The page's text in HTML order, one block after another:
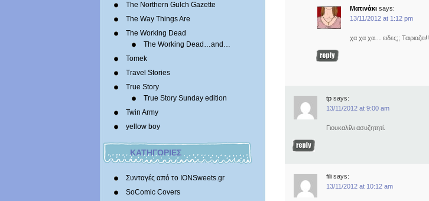
The Northern Gulch Gazette
The Way Things Are
The Working Dead
The Working Dead…and…
Tomek
Travel Stories
True Story
True Story Sunday edition
Twin Army
yellow boy
ΚΑΤΗΓΟΡΙΕΣ
Συνταγές από το IONSweets.gr
SoComic Covers
Mατινάκι says:
13/11/2012 at 1:12 pm
χα χα χα… ειδες;; Ταιριαζει!!
tp says:
13/11/2012 at 9:00 am
Γιουκαλίλι ασυζητητί.
fili says:
13/11/2012 at 10:12 am